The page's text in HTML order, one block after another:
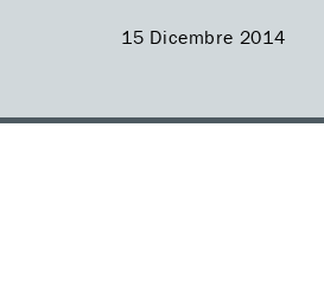
15 Dicembre 2014